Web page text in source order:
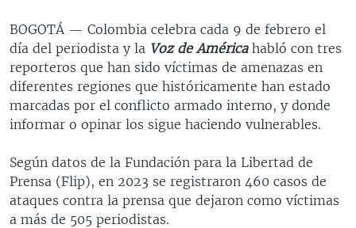
NOTA ECONÓMICA
ENTRETENIMIENTO
Idiomas
BOGOTÁ — Colombia celebra cada 9 de febrero el
día del periodista y la Voz de Américahabló con tres
reporteros que han sido víctimas de amenazas en
diferentes regiones que históricamente han estado
marcadas por el conflicto armado interno, y donde
informar o opinar los sigue haciendo vulnerables.
Según datos de la Fundación para la Libertad de
Prensa (Flip), en 2023 se registraron 460 casos de
ataques contra la prensa que dejaron como víctimas
a más de 505 periodistas.